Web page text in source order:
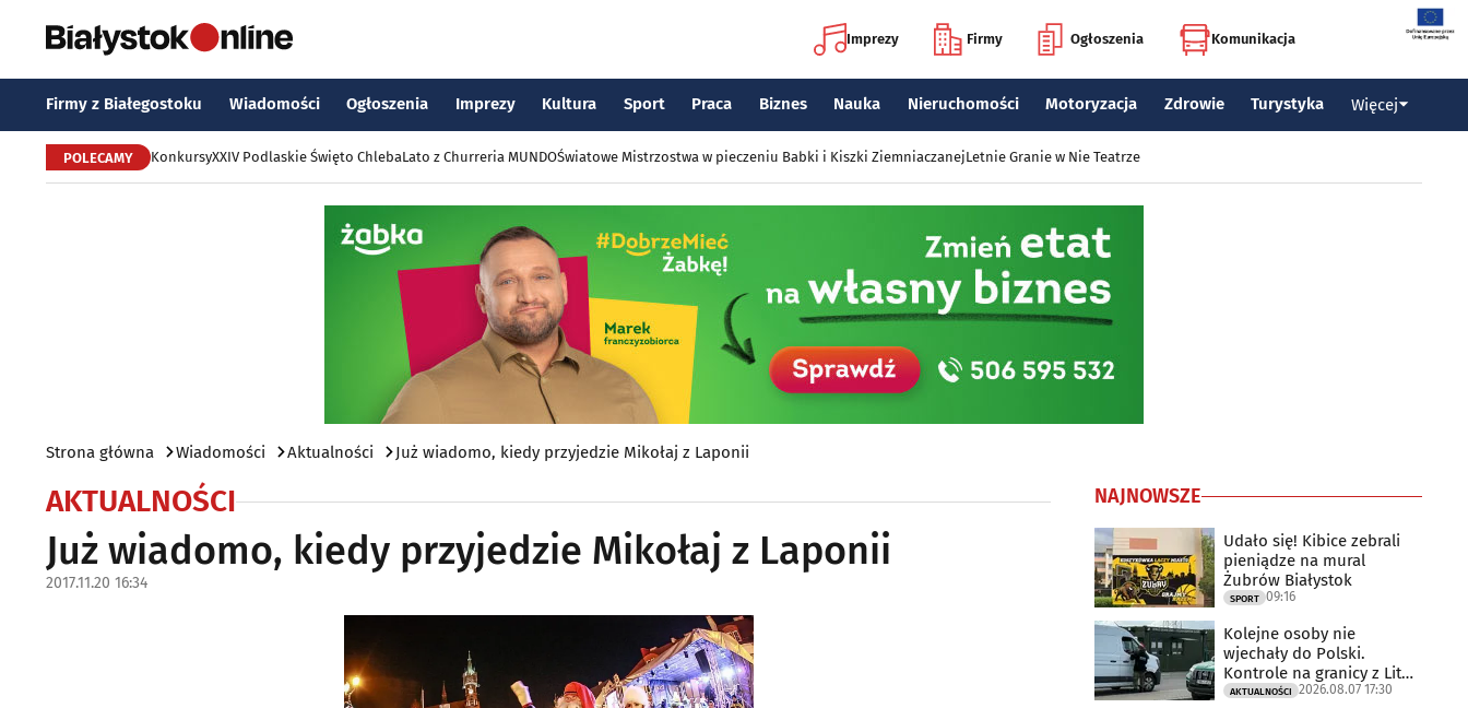
Imprezy Firmy Ogłoszenia Komunikacja
Firmy z Białegostoku Wiadomości Ogłoszenia Imprezy Kultura Sport Praca Biznes Nauka Nieruchomości Motoryzacja Zdrowie Turystyka Więcej
POLECAMY KonkursyXXIV Podlaskie Święto ChlebaLato z Churreria MUNDOŚwiatowe Mistrzostwa w pieczeniu Babki i Kiszki ZiemniaczanejLetnie Granie w Nie Teatrze
Strona główna Wiadomości Aktualności Już wiadomo, kiedy przyjedzie Mikołaj z Laponii
AKTUALNOŚCI
Już wiadomo, kiedy przyjedzie Mikołaj z Laponii
2017.11.20 16:34
NAJNOWSZE
Udało się! Kibice zebrali
pieniądze na mural
Żubrów Białystok
SPORT 09:16
Kolejne osoby nie
wjechały do Polski.
Kontrole na granicy z Litwą
trwają
AKTUALNOŚCI 2026.08.07 17:30